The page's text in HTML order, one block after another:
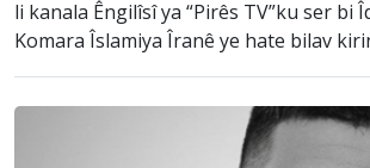
li kanala Êngilîsî ya “Pirês TV”ku ser bi
Komara Îslamiya Îranê ye hate bilav